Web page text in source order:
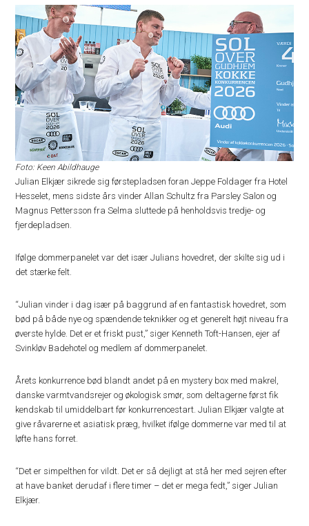
Foto: Keen Abildhauge
Julian Elkjær sikrede sig førstepladsen foran Jeppe Foldager fra Hotel
Hesselet, mens sidste års vinder Allan Schultz fra Parsley Salon og
Magnus Pettersson fra Selma sluttede på henholdsvis tredje- og
fjerdepladsen.
Ifølge dommerpanelet var det især Julians hovedret, der skilte sig ud i
det stærke felt.
“Julian vinder i dag især på baggrund af en fantastisk hovedret, som
bød på både nye og spændende teknikker og et generelt højt niveau fra
øverste hylde. Det er et friskt pust,” siger Kenneth Toft-Hansen, ejer af
Svinkløv Badehotel og medlem af dommerpanelet.
Årets konkurrence bød blandt andet på en mystery box med makrel,
danske varmtvandsrejer og økologisk smør, som deltagerne først fik
kendskab til umiddelbart før konkurrencestart. Julian Elkjær valgte at
give råvarerne et asiatisk præg, hvilket ifølge dommerne var med til at
løfte hans forret.
“Det er simpelthen for vildt. Det er så dejligt at stå her med sejren efter
at have banket derudaf i flere timer – det er mega fedt,” siger Julian
Elkjær.